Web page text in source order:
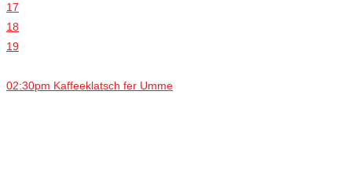
17
18
19
02:30pm Kaffeeklatsch fer Umme